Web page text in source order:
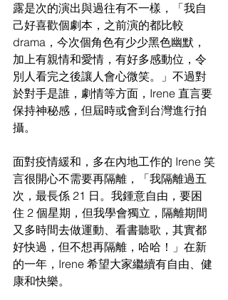
露是次的演出與過往有不一樣，「我自
己好喜歡個劇本，之前演的都比較
drama，今次個角色有少少黑色幽默，
加上有親情和愛情，有好多感動位，令
別人看完之後讓人會心微笑。」不過對
於對手是誰，劇情等方面，Irene 直言要
保持神秘感，但屆時或會到台灣進行拍
攝。
面對疫情緩和，多在內地工作的 Irene 笑
言很開心不需要再隔離，「我隔離過五
次，最長係 21 日。我鍾意自由，要困
住 2 個星期，但我學會獨立，隔離期間
又多時間去做運動、看書聽歌，其實都
好快過，但不想再隔離，哈哈！」在新
的一年，Irene 希望大家繼續有自由、健
康和快樂。